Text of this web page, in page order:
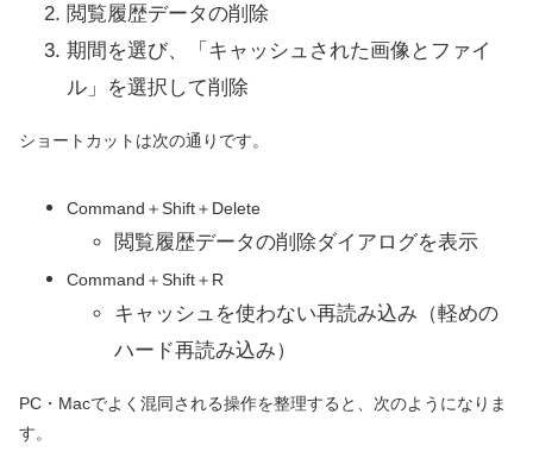
閲覧履歴データの削除
期間を選び、「キャッシュされた画像とファイ
ル」を選択して削除
ショートカットは次の通りです。
Command＋Shift＋Delete
閲覧履歴データの削除ダイアログを表示
Command＋Shift＋R
キャッシュを使わない再読み込み（軽めの
ハード再読み込み）
PC・Macでよく混同される操作を整理すると、次のようになりま
す。